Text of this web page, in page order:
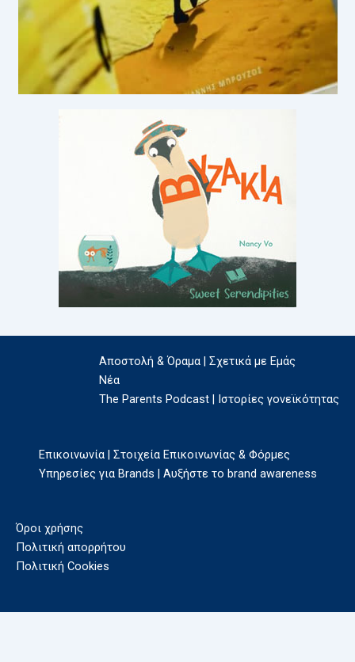
Αποστολή & Όραμα | Σχετικά με Εμάς
Νέα
The Parents Podcast | Ιστορίες γονεϊκότητας
Επικοινωνία | Στοιχεία Επικοινωνίας & Φόρμες
Υπηρεσίες για Brands | Αυξήστε το brand awareness
Όροι χρήσης
Πολιτική απορρήτου
Πολιτική Cookies